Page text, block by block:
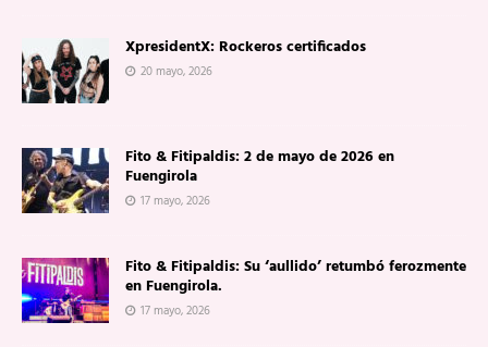
XpresidentX: Rockeros certificados
20 mayo, 2026
Fito & Fitipaldis: 2 de mayo de 2026 en
Fuengirola
17 mayo, 2026
Fito & Fitipaldis: Su ‘aullido’ retumbó ferozmente
en Fuengirola.
17 mayo, 2026